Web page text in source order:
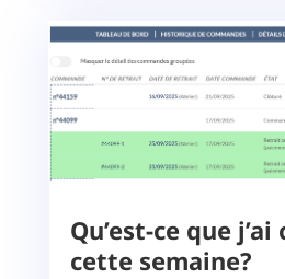
Qu’est-ce que
cette semaine?